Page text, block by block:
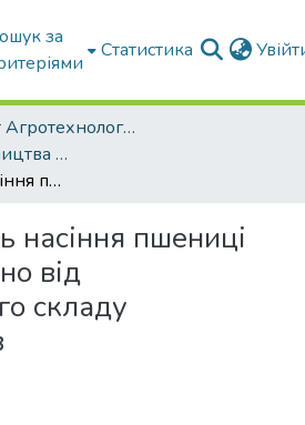
за
Статистика
Факультет Агротехнологій та екології
Кафедра Рослинництва та садівництва ім. професора В.В. Калитки
Посівна якість насіння пшениці озимої залежно від компонентного складу протруйників
насіння пшениці
від
складу